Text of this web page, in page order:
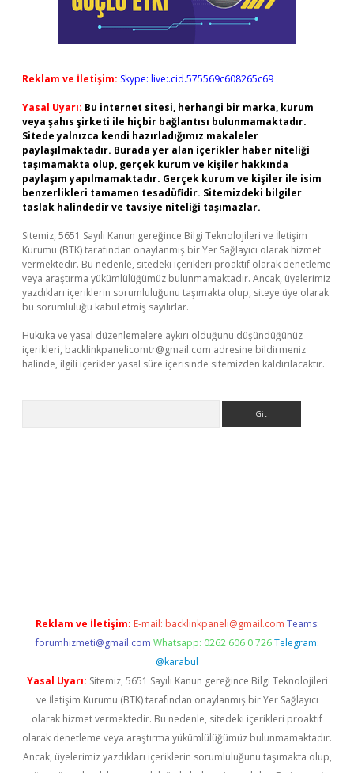
Reklam ve İletişim: Skype: live:.cid.575569c608265c69
Yasal Uyarı: Bu internet sitesi, herhangi bir marka, kurum
veya şahıs şirketi ile hiçbir bağlantısı bulunmamaktadır.
Sitede yalnızca kendi hazırladığımız makaleler
paylaşılmaktadır. Burada yer alan içerikler haber niteliği
taşımamakta olup, gerçek kurum ve kişiler hakkında
paylaşım yapılmamaktadır. Gerçek kurum ve kişiler ile isim
benzerlikleri tamamen tesadüfidir. Sitemizdeki bilgiler
taslak halindedir ve tavsiye niteliği taşımazlar.
Sitemiz, 5651 Sayılı Kanun gereğince Bilgi Teknolojileri ve İletişim
Kurumu (BTK) tarafından onaylanmış bir Yer Sağlayıcı olarak hizmet
vermektedir. Bu nedenle, sitedeki içerikleri proaktif olarak denetleme
veya araştırma yükümlülüğümüz bulunmamaktadır. Ancak, üyelerimiz
yazdıkları içeriklerin sorumluluğunu taşımakta olup, siteye üye olarak
bu sorumluluğu kabul etmiş sayılırlar.
Hukuka ve yasal düzenlemelere aykırı olduğunu düşündüğünüz
içerikleri, backlinkpanelicomtr@gmail.com adresine bildirmeniz
halinde, ilgili içerikler yasal süre içerisinde sitemizden kaldırılacaktır.
Reklam ve İletişim: E-mail: backlinkpaneli@gmail.com Teams:
forumhizmeti@gmail.com Whatsapp: 0262 606 0 726 Telegram:
@karabul
Yasal Uyarı: Sitemiz, 5651 Sayılı Kanun gereğince Bilgi Teknolojileri
ve İletişim Kurumu (BTK) tarafından onaylanmış bir Yer Sağlayıcı
olarak hizmet vermektedir. Bu nedenle, sitedeki içerikleri proaktif
olarak denetleme veya araştırma yükümlülüğümüz bulunmamaktadır.
Ancak, üyelerimiz yazdıkları içeriklerin sorumluluğunu taşımakta olup,